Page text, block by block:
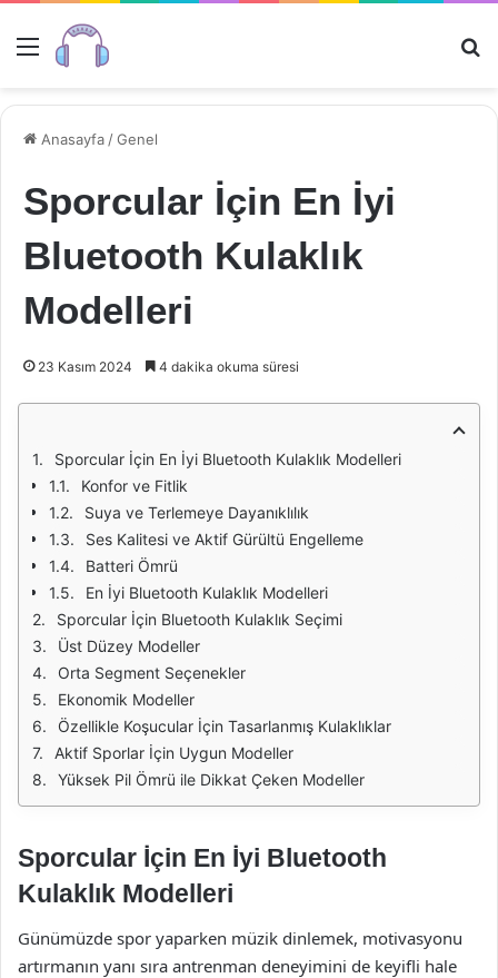
Menü
Anasayfa /Genel
Sporcular İçin En İyi
Bluetooth Kulaklık
Modelleri
23 Kasım 2024 4 dakika okuma süresi
Sporcular İçin En İyi Bluetooth Kulaklık Modelleri
Konfor ve Fitlik
Suya ve Terlemeye Dayanıklılık
Ses Kalitesi ve Aktif Gürültü Engelleme
Batteri Ömrü
En İyi Bluetooth Kulaklık Modelleri
Sporcular İçin Bluetooth Kulaklık Seçimi
Üst Düzey Modeller
Orta Segment Seçenekler
Ekonomik Modeller
Özellikle Koşucular İçin Tasarlanmış Kulaklıklar
Aktif Sporlar İçin Uygun Modeller
Yüksek Pil Ömrü ile Dikkat Çeken Modeller
Sporcular İçin En İyi Bluetooth
Kulaklık Modelleri
Günümüzde spor yaparken müzik dinlemek, motivasyonu
artırmanın yanı sıra antrenman deneyimini de keyifli hale